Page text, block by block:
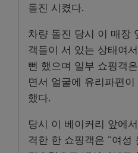
돌진 시켰다.
차량 돌진 당시 이 매장
객들이 서 있는 상태여
뻔 했으며 일부 쇼핑객
면서 얼굴에 유리파편
했다.
당시 이 베이커리 앞에
격한 한 쇼핑객은 “여성